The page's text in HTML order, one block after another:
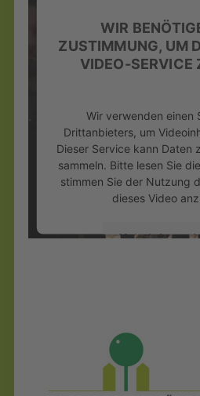
WIR
ZUSTIMMUNG, UM
VIDEO-SERVICE
Wir verwenden einen
Drittanbieters, um
Dieser Service kann Daten
sammeln. Bitte lesen Sie
stimmen Sie der Nutzung
dieses Video
Mehr